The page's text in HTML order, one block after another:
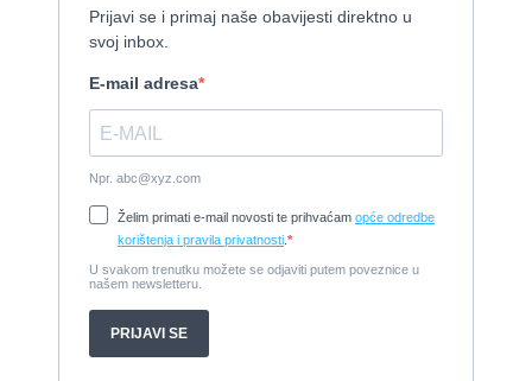
Cijena:370.000 EUR
Tender Williams 325 TurboJet - sniženo!
2008, 325 x 1.7 m, weber 750
Damor 900 FURIA - EXTRA OPREMA - PRILIKA - SNIŽENA
CIJENA
2008, 8,98 x 3 m, Yanmar 200kW - unutranji, diesel
Cijena:65.000 EUR
Prodajem jedrilicu ELAN 31 S
Cijena:27.000 EUR
Gulet Hera